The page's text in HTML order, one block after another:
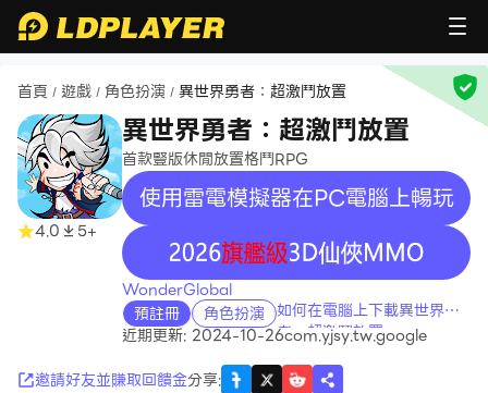
首頁 / 遊戲 / 角色扮演 / 異世界勇者：超激鬥放置
4.0 5+
異世界勇者：超激鬥放置
首款豎版休閒放置格鬥RPG
使用雷電模擬器在PC電腦上暢玩
recommend
WonderGlobal
預註冊
角色扮演 如何在電腦上下載異世界勇
者：超激鬥放置
近期更新: 2024-10-26com.yjsy.tw.google
邀請好友並賺取回饋金分享: